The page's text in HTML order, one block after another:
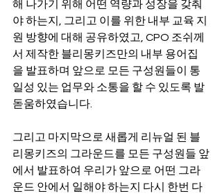
해 나가기 위해 어떤 역량과 성장을 갖춰
야 하는지, 그리고 이를 위한 내부 교육 지
원 방향에 대해 공유하였고, CPO 조쉬께
서 제작한 블리몽키즈만의 내부 용어집
을 발표하며 앞으로 모든 구성원들이 통
일성 있는 업무와 소통을 할 수 있도록 발
돋움하였습니다.
그리고 마지막으로 새롭게 리뉴얼 된 블
리몽키즈의 그라운드를 모든 구성원들 앞
에서 발표하여 우리가 앞으로 어떤 그라
운드 안에서 일해야 하는지 다시 한번 다